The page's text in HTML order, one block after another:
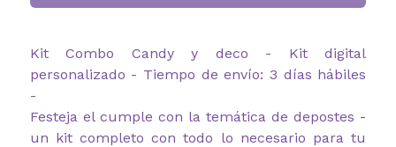
Kit Combo Candy y deco - Kit digital
personalizado - Tiempo de envío: 3 días hábiles
-
Festeja el cumple con la temática de depostes -
un kit completo con todo lo necesario para tu